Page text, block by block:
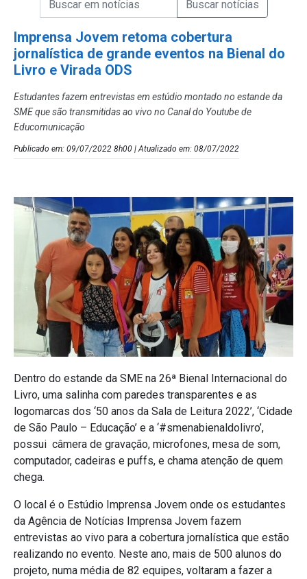
Imprensa Jovem retoma cobertura
jornalística de grande eventos na Bienal do
Livro e Virada ODS
Estudantes fazem entrevistas em estúdio montado no estande da
SME que são transmitidas ao vivo no Canal do Youtube de
Educomunicação
Publicado em: 09/07/2022 8h00 | Atualizado em: 08/07/2022
Dentro do estande da SME na 26ª Bienal Internacional do
Livro, uma salinha com paredes transparentes e as
logomarcas dos ‘50 anos da Sala de Leitura 2022’, ‘Cidade
de São Paulo – Educação’ e a ‘#smenabienaldolivro’,
possui câmera de gravação, microfones, mesa de som,
computador, cadeiras e puffs, e chama atenção de quem
chega.
O local é o Estúdio Imprensa Jovem onde os estudantes
da Agência de Notícias Imprensa Jovem fazem
entrevistas ao vivo para a cobertura jornalística que estão
realizando no evento. Neste ano, mais de 500 alunos do
projeto, numa média de 82 equipes, voltaram a fazer a